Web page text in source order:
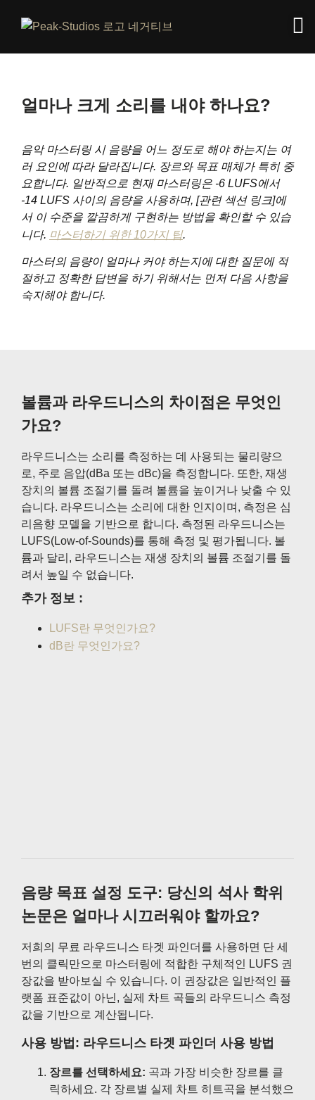
얼마나 크게 소리를 내야 하나요?
음악 마스터링 시 음량을 어느 정도로 해야 하는지는 여
러 요인에 따라 달라집니다. 장르와 목표 매체가 특히 중
요합니다. 일반적으로 현재 마스터링은 -6 LUFS에서
-14 LUFS 사이의 음량을 사용하며, [관련 섹션 링크]에
서 이 수준을 깔끔하게 구현하는 방법을 확인할 수 있습
니다. 마스터하기 위한 10가지 팁.
마스터의 음량이 얼마나 커야 하는지에 대한 질문에 적
절하고 정확한 답변을 하기 위해서는 먼저 다음 사항을
숙지해야 합니다.
볼륨과 라우드니스의 차이점은 무엇인
가요?
라우드니스는 소리를 측정하는 데 사용되는 물리량으
로, 주로 음압(dBa 또는 dBc)을 측정합니다. 또한, 재생
장치의 볼륨 조절기를 돌려 볼륨을 높이거나 낮출 수 있
습니다. 라우드니스는 소리에 대한 인지이며, 측정은 심
리음향 모델을 기반으로 합니다. 측정된 라우드니스는
LUFS(Low-of-Sounds)를 통해 측정 및 평가됩니다. 볼
륨과 달리, 라우드니스는 재생 장치의 볼륨 조절기를 돌
려서 높일 수 없습니다.
추가 정보 :
LUFS란 무엇인가요?
dB란 무엇인가요?
음량 목표 설정 도구: 당신의 석사 학위
논문은 얼마나 시끄러워야 할까요?
저희의 무료 라우드니스 타겟 파인더를 사용하면 단 세
번의 클릭만으로 마스터링에 적합한 구체적인 LUFS 권
장값을 받아보실 수 있습니다. 이 권장값은 일반적인 플
랫폼 표준값이 아닌, 실제 차트 곡들의 라우드니스 측정
값을 기반으로 계산됩니다.
사용 방법: 라우드니스 타겟 파인더 사용 방법
장르를 선택하세요: 곡과 가장 비슷한 장르를 클
릭하세요. 각 장르별 실제 차트 히트곡을 분석했으